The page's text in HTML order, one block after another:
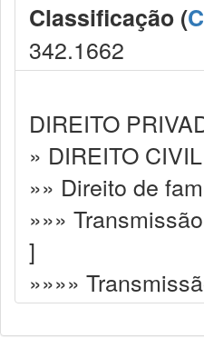
Classificação (
342.1662
DIREITO
» DIREITO
»» Direito de
»»»
]
»»»»